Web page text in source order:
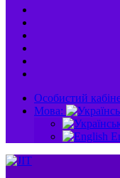
Особистий
Мова: